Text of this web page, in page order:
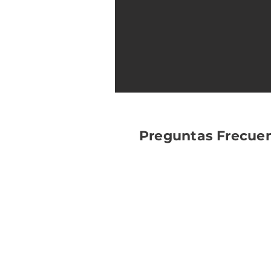
Preguntas